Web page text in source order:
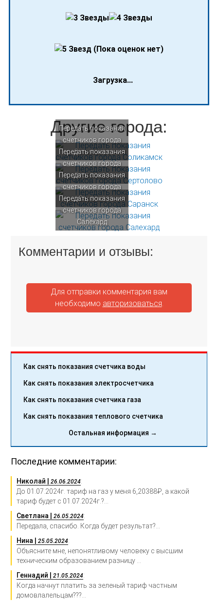
(Пока оценок нет)
Загрузка...
Другие города:
Передать показания
счетчиков города
Соликамск
Передать показания
счетчиков города
Сертолово
Передать показания
счетчиков города
Саранск
Передать показания
счетчиков города
Салехард
Комментарии и отзывы:
Для отправки комментария вам
необходимо авторизоваться
Как снять показания счетчика воды
Как снять показания электросчетчика
Как снять показания счетчика газа
Как снять показания теплового счетчика
Остальная информация →
Последние комментарии:
Николай |26.06.2024:
До 01.07.2024г. тариф на газ у меня 6,20388₽, а какой
тариф будет с 01.07.2024г.?...
Светлана |26.05.2024:
Передала, спасибо. Когда будет результат?...
Нина |25.05.2024:
Объясните мне, непонятливому человеку с высшим
техническим образованием разницу ...
Геннадий |21.05.2024:
Когда начнут платить за зеленый тариф частным
домовлалельцам???...